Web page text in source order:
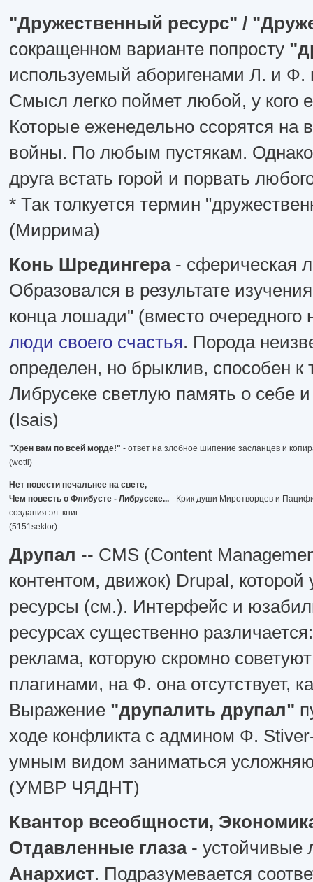
"Дружественный ресурс" /
сокращенном варианте попросту
используемый аборигенами Л. и Ф.
Смысл легко поймет любой, у кого
Которые еженедельно ссорятся на
войны. По любым пустякам. Однако
друга встать горой и порвать
* Так толкуется термин
(Миррима)
Конь Шредингера- сферическая
Образовался в результате
конца лошади" (вместо очередного
люди своего счастья. Порода
определен, но брыклив, способен
Либрусеке светлую память о себе
(Isais)
"Хрен вам по всей морде!" - ответ на злобное шипение засланцев и
(wotti)
Нет повести печальнее на свете,
Чем повесть о Флибусте - Либрусеке... - Крик души Миротворцев и
создания эл. книг.
(5151sektor)
Друпал -- CMS (Content
контентом, движок) Drupal,
ресурсы (см.). Интерфейс и
ресурсах существенно
реклама, которую скромно
плагинами, на Ф. она отсутствует,
Выражение "друпалить друпал"
ходе конфликта с админом Ф.
умным видом заниматься
(УМВР ЧЯДНТ)
Квантор всеобщности,
Отдавленные глаза- устойчивые
Анархист. Подразумевается